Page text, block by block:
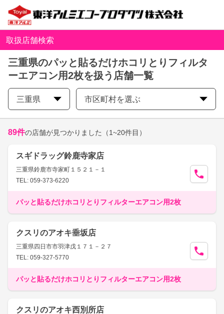
取扱店舗検索
三重県のパッと貼るだけホコリとりフィルタ
ーエアコン用2枚を扱う店舗一覧
三重県 市区町村を選ぶ
89件の店舗が見つかりました （1~20件目）
スギドラッグ鈴鹿寺家店
三重県鈴鹿市寺家町１５２１－１
TEL: 059-373-6220
パッと貼るだけホコリとりフィルターエアコン用2枚
クスリのアオキ垂坂店
三重県四日市市羽津戊１７１－２７
TEL: 059-327-5770
パッと貼るだけホコリとりフィルターエアコン用2枚
クスリのアオキ西別所店